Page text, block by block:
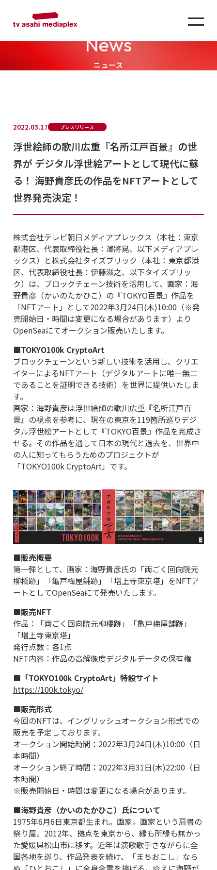
News
ニュース
2022.03.17 プレスリリース
浮世絵師の歌川広重『名所江戸百景』の世
界が デジタル浮世絵アートとして現代に蘇
る！ 海野貴彦氏の作品をNFTアートとして
世界発売決定！
株式会社テレビ朝日メディアプレックス（本社：東京
都港区、代表取締役社長：澤將晃、以下メディアプレ
ックス）と株式会社タイズブリック（本社：東京都港
区、代表取締役社長：伊藤滋之、以下タイズブリッ
ク）は、ブロックチェーン技術を活用して、画家：海
野貴彦（かいのたかひこ）の『TOKYO百景』作品を
「NFTアート」として2022年3月24日(木)10:00（※発
売開始日・時間は変更になる場合があります）より
OpenSeaにてオークション販売いたします。
■TOKYO100k CryptoArt
ブロックチェーンという新しい技術を活用し、クリエ
イターによるNFTアート（デジタルアートに唯一無二
であることを証明できる技術）を世界に提供いたしま
す。
画家：海野貴彦は浮世絵師の歌川広重『名所江戸百
景』の視点を参考に、現在の東京を119箇所巡りデジ
タル浮世絵アートとして『TOKYO百景』作品を完成さ
せる。その作品を通して日本の現代と過去を、世界中
の人に知ってもらうためのプロジェクトが
「TOKYO100k CryptoArt」です。
■販売概要
第一弾として、画家：海野貴彦氏の「両ごく回向院元
柳橋跡」「亀戸梅屋舗跡」「増上寺東京塔」をNFTア
ートとしてOpenSeaにて発売いたします。
■販売NFT
作品：「両ごく回向院元柳橋跡」「亀戸梅屋舗跡」
「増上寺東京塔」
発行点数：各1点
NFT内容：作品の高解像度デジタルデータの保有権
■「TOKYO100k CryptoArt」特設サイト
https://100k.tokyo/
■販売形式
今回のNFTは、イングリッシュオークション形式での
販売を予定しております。
オークション開始時間：2022年3月24日(木)10:00（日
本時間）
オークション終了時間：2022年3月31日(木)22:00（日
本時間）
※販売開始日・時間は変更になる場合があります。
■海野貴彦（かいのたかひこ）氏について
1975年6月6日東京都生まれ。画家。画家という肩書の
祭り屋。2012年、拠点を東京から、縁も所縁も無かっ
た愛媛県松山市に移す。近年は演歌歌手さながらに全
国各地を巡り、作品発表を続け、「まちおこし」なら